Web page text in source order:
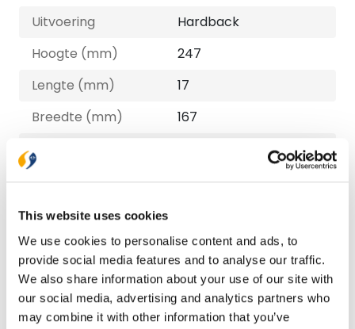
This website uses cookies
We use cookies to personalise content and ads, to
provide social media features and to analyse our traffic.
We also share information about your use of our site with
our social media, advertising and analytics partners who
may combine it with other information that you’ve
Uitvoering
Hardback
Hoogte (mm)
247
Lengte (mm)
17
Breedte (mm)
167
Gewicht (G)
ISBN
9789088973109
Druk
Verschijningsdatum
2022-10-31
NUR-code
440
Auteur
Teunie Luijk-Bakker